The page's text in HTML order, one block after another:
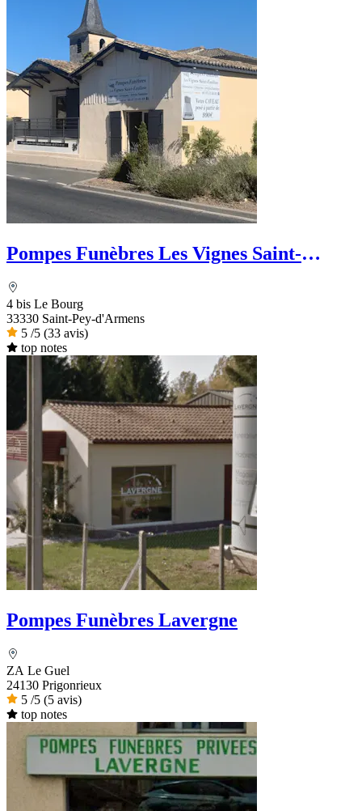
Pompes Funèbres Les Vignes Saint-
4 bis Le Bourg
33330 Saint-Pey-d'Armens
5 /5 (33 avis)
top notes
Pompes Funèbres Lavergne
ZA Le Guel
24130 Prigonrieux
5 /5 (5 avis)
top notes